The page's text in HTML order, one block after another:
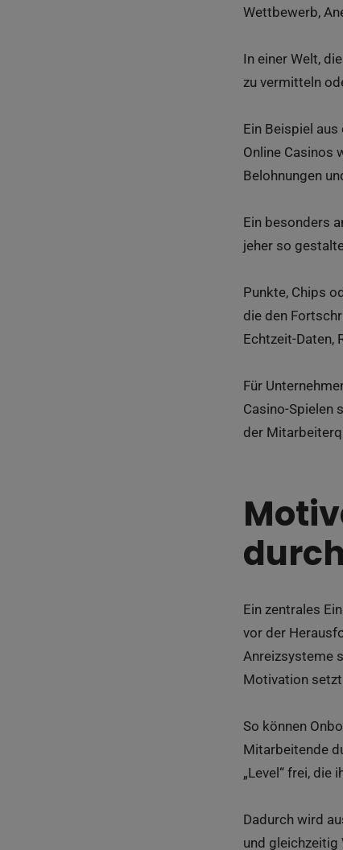
Wettbewerb,
In einer Welt,
zu vermitteln
Ein Beispiel
Online Casinos
Belohnungen
Ein besonders
jeher so
Punkte, Chips
die den
Echtzeit-Daten,
Für
Casino-Spielen
der
Ein zentrales
vor der
Anreizsysteme
Motivation
So können
Mitarbeitende
„Level“ frei, die
Dadurch wird
und